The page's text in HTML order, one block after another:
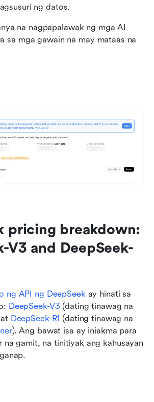
ng datos.
na nagpapalawak ng mga AI
sa mga gawain na may mataas na
pricing breakdown:
V3 and DeepSeek-
ng API ng DeepSeek ay hinati sa
DeepSeek-V3 (dating tinawag na
DeepSeek-R1
). Ang bawat isa ay iniakma para
na gamit, na tinitiyak ang kahusayan